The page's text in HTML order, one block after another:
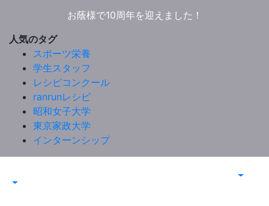
お蔭様で10周年を迎えました！
人気のタグ
スポーツ栄養
学生スタッフ
レシピコンクール
ranrunレシピ
昭和女子大学
東京家政大学
インターンシップ